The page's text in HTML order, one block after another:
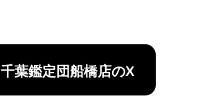
千葉鑑定団船橋店のX